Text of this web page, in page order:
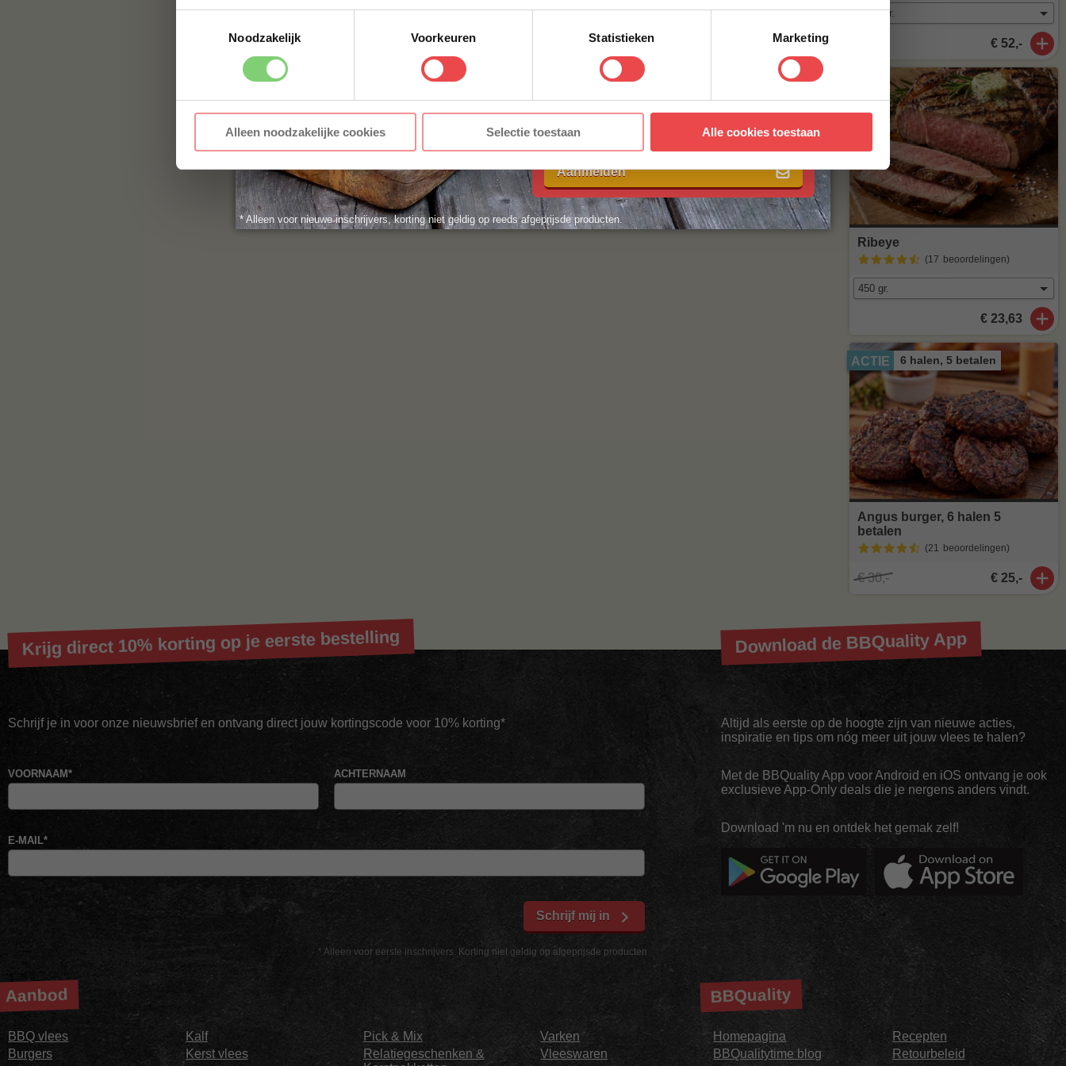
Noodzakelijk
Voorkeuren Statistieken Marketing
Alleen noodzakelijke cookies Selectie toestaan Alle cookies toestaan
€ 52,-
Ribeye
(17 beoordelingen)
€ 23,63
ACTIE 6 halen, 5 betalen
Angus burger, 6 halen 5
betalen
(21 beoordelingen)
€ 30,- € 25,-
E-MAILADRES*
voorwaarden.
Aanmelden
* Alleen voor nieuwe inschrijvers, korting niet geldig op reeds afgeprijsde producten.
Krijg direct 10% korting op je eerste bestelling
Schrijf je in voor onze nieuwsbrief en ontvang direct jouw kortingscode voor 10% korting*
* Alleen voor eerste inschrijvers. Korting niet geldig op afgeprijsde producten
VOORNAAM* ACHTERNAAM
E-MAIL*
Schrijf mij in
Download de BBQuality App
Altijd als eerste op de hoogte zijn van nieuwe acties,
inspiratie en tips om nóg meer uit jouw vlees te halen?
Met de BBQuality App voor Android en iOS ontvang je ook
exclusieve App-Only deals die je nergens anders vindt.
Download 'm nu en ontdek het gemak zelf!
Aanbod
BBQ vlees
Burgers
Kalf
Kerst vlees
Pick & Mix
Relatiegeschenken &
Varken
Vleeswaren
BBQuality
Homepagina
BBQualitytime blog
Recepten
Retourbeleid